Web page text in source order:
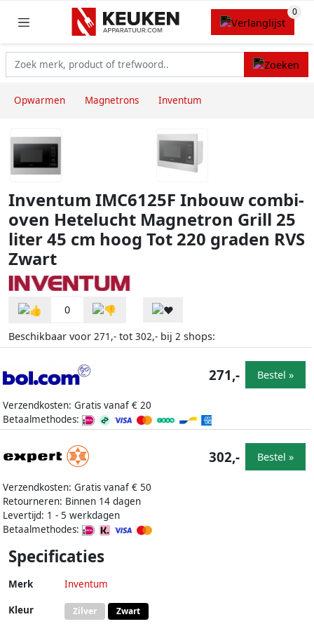
Opwarmen Magnetrons Inventum
Inventum IMC6125F Inbouw combi-
oven Hetelucht Magnetron Grill 25
liter 45 cm hoog Tot 220 graden RVS
Zwart
0
Beschikbaar voor 271,- tot 302,- bij 2 shops:
Verzendkosten: Gratis vanaf € 20
Betaalmethodes:
271,- Bestel »
Verzendkosten: Gratis vanaf € 50
Retourneren: Binnen 14 dagen
Levertijd: 1 - 5 werkdagen
Betaalmethodes:
302,- Bestel »
Specificaties
Merk Inventum
Kleur Zilver Zwart